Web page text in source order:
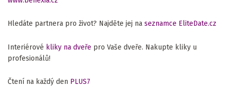
Hledáte partnera pro život? Najděte jej na seznamce EliteDate.cz
Interiérové kliky na dveře pro Vaše dveře. Nakupte kliky u
profesionálů!
Čtení na každý den PLUS7